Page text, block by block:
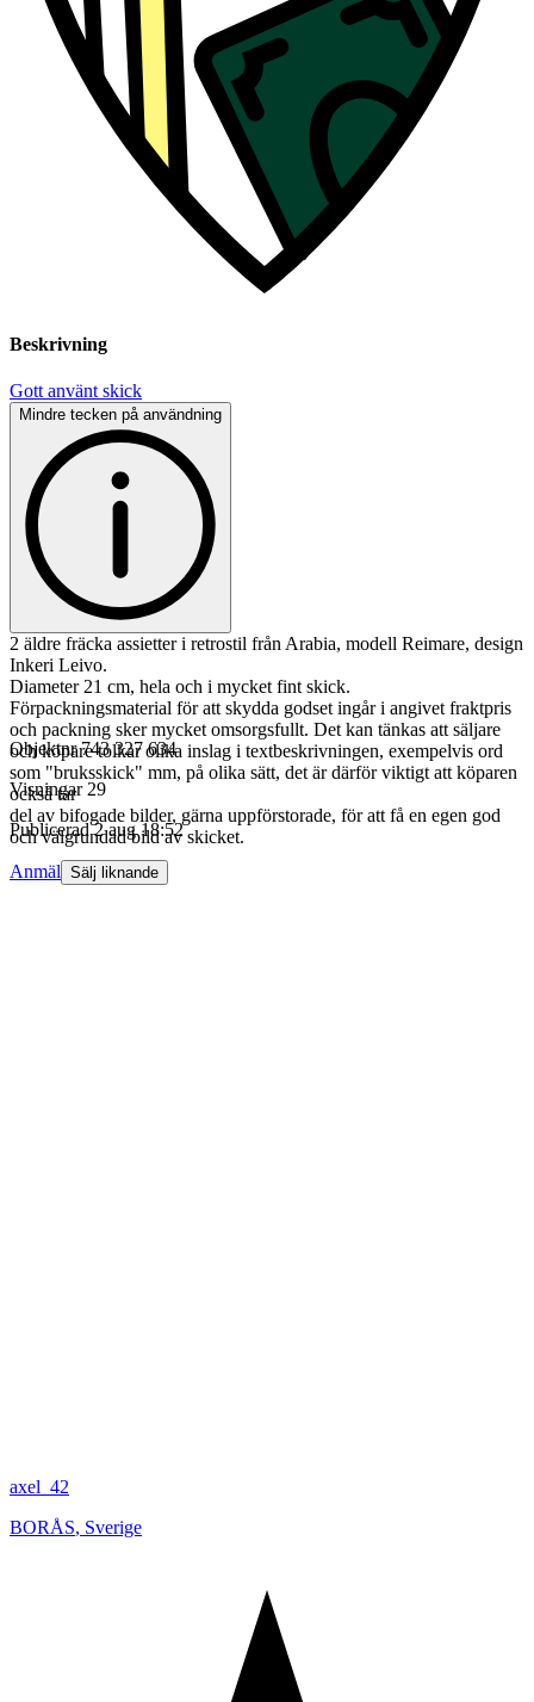
Beskrivning
Gott använt skick
Mindre tecken på användning
2 äldre fräcka assietter i retrostil från Arabia, modell Reimare, design
Inkeri Leivo.
Diameter 21 cm, hela och i mycket fint skick.
Förpackningsmaterial för att skydda godset ingår i angivet fraktpris
och packning sker mycket omsorgsfullt. Det kan tänkas att säljare
och köpare tolkar olika inslag i textbeskrivningen, exempelvis ord
som "bruksskick" mm, på olika sätt, det är därför viktigt att köparen
också tar
del av bifogade bilder, gärna uppförstorade, för att få en egen god
och välgrundad bild av skicket.
Objektnr 743 327 634
Visningar 29
Publicerad 2 aug 18:52
Anmäl Sälj liknande
axel_42
BORÅS, Sverige